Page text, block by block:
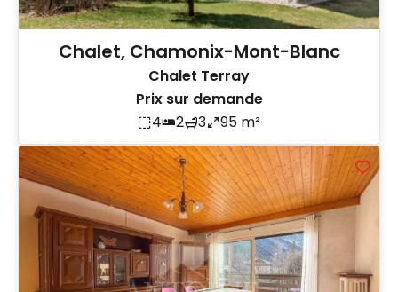
Chalet, Chamonix-Mont-Blanc
Chalet Terray
Prix sur demande
4
2 3 95 m²